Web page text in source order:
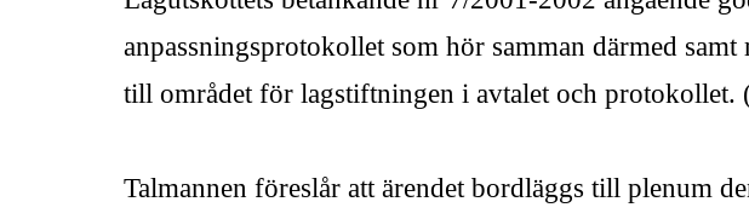
anpassningsprotokollet som hör samman därmed
till området för lagstiftningen i avtalet och protokollet.
Talmannen föreslår att ärendet bordläggs till plenum